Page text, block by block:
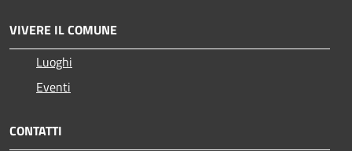
VIVERE IL COMUNE
Luoghi
Eventi
CONTATTI